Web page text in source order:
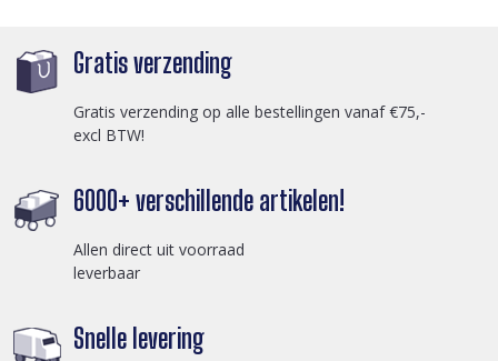
Gratis verzending
Gratis verzending op alle bestellingen vanaf €75,-
excl BTW!
6000+ verschillende artikelen!
Allen direct uit voorraad
leverbaar
Snelle levering